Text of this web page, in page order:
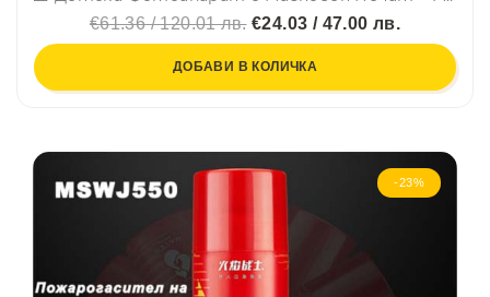
€61.36 / 120.01 лв.€24.03 / 47.00 лв.
ДОБАВИ В КОЛИЧКА
-23%